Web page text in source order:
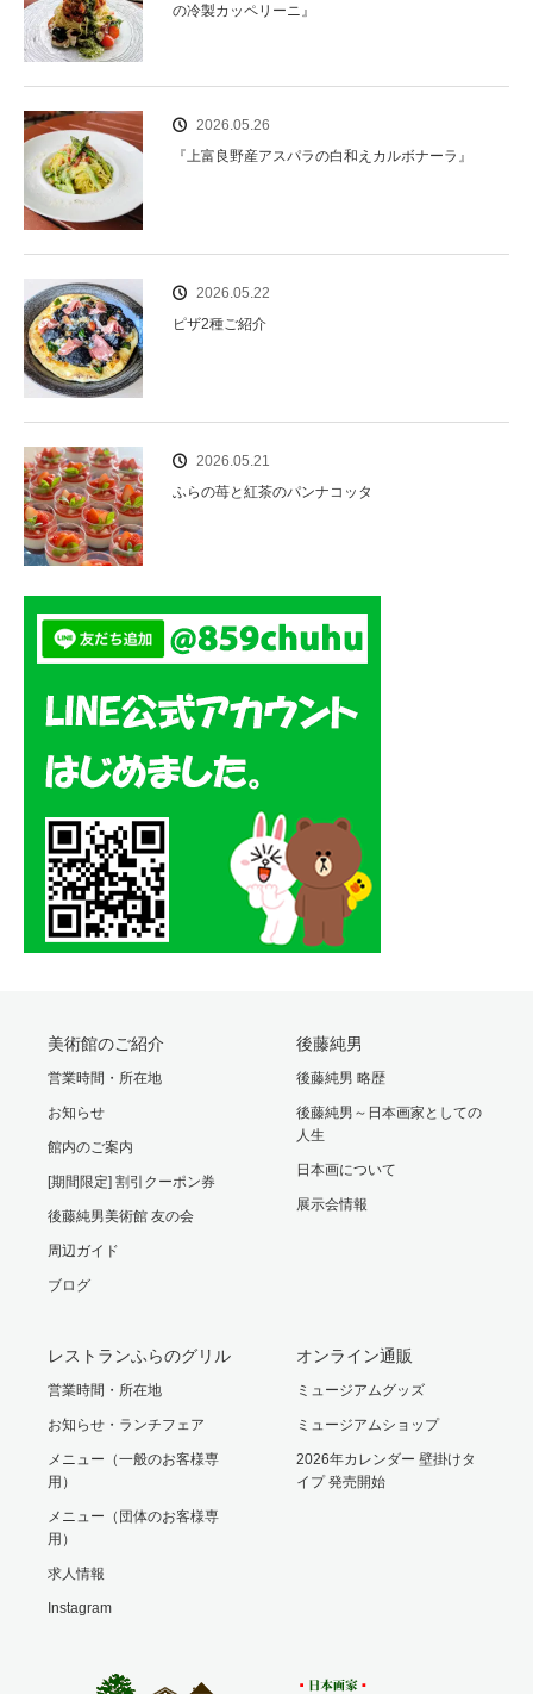
の冷製カッペリーニ』
2026.05.26
『上富良野産アスパラの白和えカルボナーラ』
2026.05.22
ピザ2種ご紹介
2026.05.21
ふらの苺と紅茶のパンナコッタ
美術館のご紹介
営業時間・所在地
お知らせ
館内のご案内
[期間限定] 割引クーポン券
後藤純男美術館 友の会
周辺ガイド
ブログ
後藤純男
後藤純男 略歴
後藤純男～日本画家としての
人生
日本画について
展示会情報
レストランふらのグリル
営業時間・所在地
お知らせ・ランチフェア
メニュー（一般のお客様専
用）
メニュー（団体のお客様専
用）
求人情報
Instagram
オンライン通販
ミュージアムグッズ
ミュージアムショップ
2026年カレンダー 壁掛けタ
イプ 発売開始